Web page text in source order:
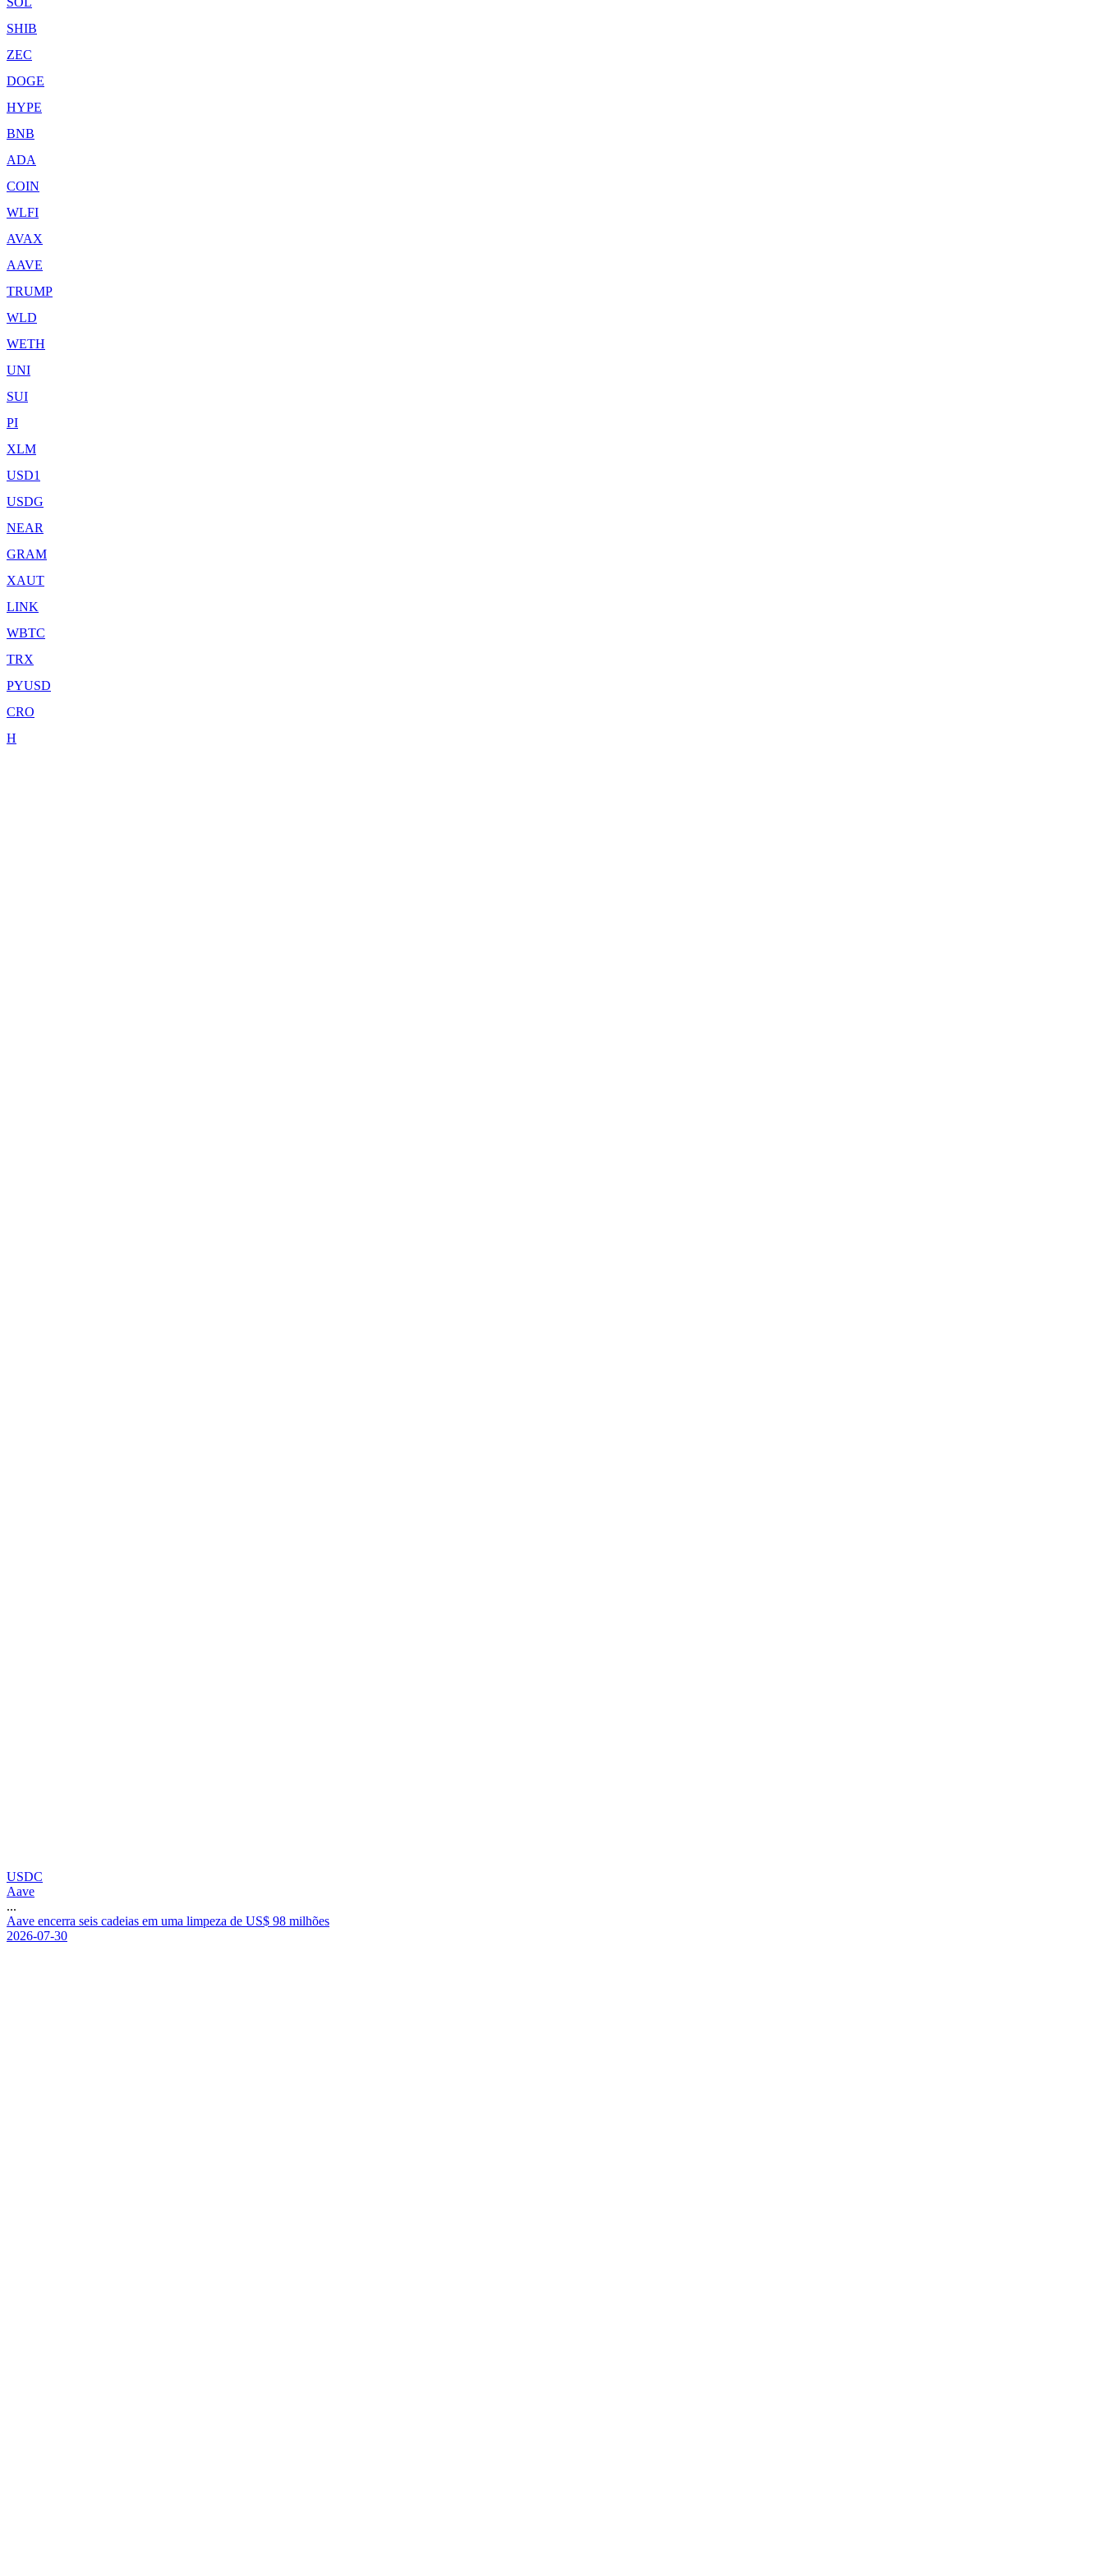
SHIB
ZEC
DOGE
HYPE
BNB
ADA
COIN
WLFI
AVAX
AAVE
TRUMP
WLD
WETH
UNI
SUI
PI
XLM
USD1
USDG
NEAR
GRAM
XAUT
LINK
WBTC
TRX
PYUSD
CRO
H
USDC
Aave
...
Aave encerra seis cadeias em uma limpeza de US$ 98 milhões
2026-07-30